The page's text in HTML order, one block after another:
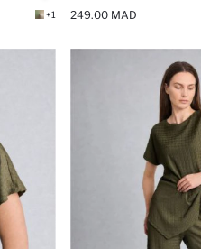
+1 249.00 MAD